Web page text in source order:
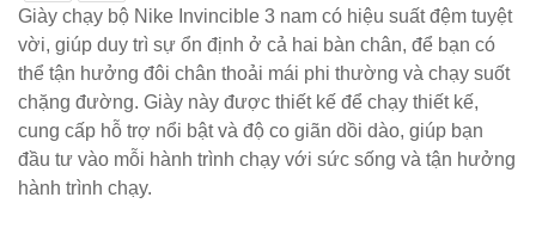
Giày chạy bộ Nike Invincible 3 nam có hiệu suất đệm tuyệt
vời, giúp duy trì sự ổn định ở cả hai bàn chân, để bạn có
thể tận hưởng đôi chân thoải mái phi thường và chạy suốt
chặng đường. Giày này được thiết kế để chạy thiết kế,
cung cấp hỗ trợ nổi bật và độ co giãn dồi dào, giúp bạn
đầu tư vào mỗi hành trình chạy với sức sống và tận hưởng
hành trình chạy.